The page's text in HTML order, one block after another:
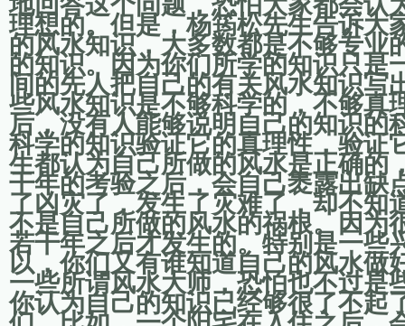
理想的。但是，杨筠松先生告诉大
的风水知识，大多数都是不够专业
的知识。因为你们所学的知识只是
间的先人把自己的有关风水知识写
些风水知识是不够科学的，不够真
后，没有人能够说明自己的知识的
科学的知识验证它的真理性，验证
生都认为自己所做的风水是正确的
干年的考验之后，会自己褁露出缺
了凶灾了，发生了灾难了，却不知
不是自己所做的风水的祸根。因为
若干年之后才发生的。特别是一些
以，你们又有谁知道自己的风水做
一些所谓风水大师，恐怕也不过是
你认为自己的知识已经够很了不起